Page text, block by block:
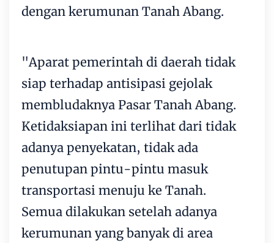
dengan kerumunan Tanah Abang.
"Aparat pemerintah di daerah tidak
siap terhadap antisipasi gejolak
membludaknya Pasar Tanah Abang.
Ketidaksiapan ini terlihat dari tidak
adanya penyekatan, tidak ada
penutupan pintu-pintu masuk
transportasi menuju ke Tanah.
Semua dilakukan setelah adanya
kerumunan yang banyak di area